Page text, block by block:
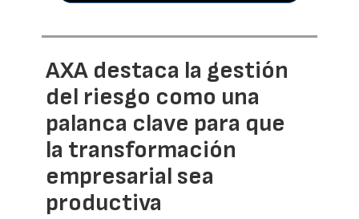
AXA destaca la gestión
del riesgo como una
palanca clave para que
la transformación
empresarial sea
productiva